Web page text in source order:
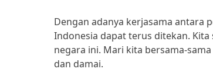
Dengan adanya kerjasama antara
Indonesia dapat terus ditekan.
negara ini. Mari kita bersama-
dan damai.